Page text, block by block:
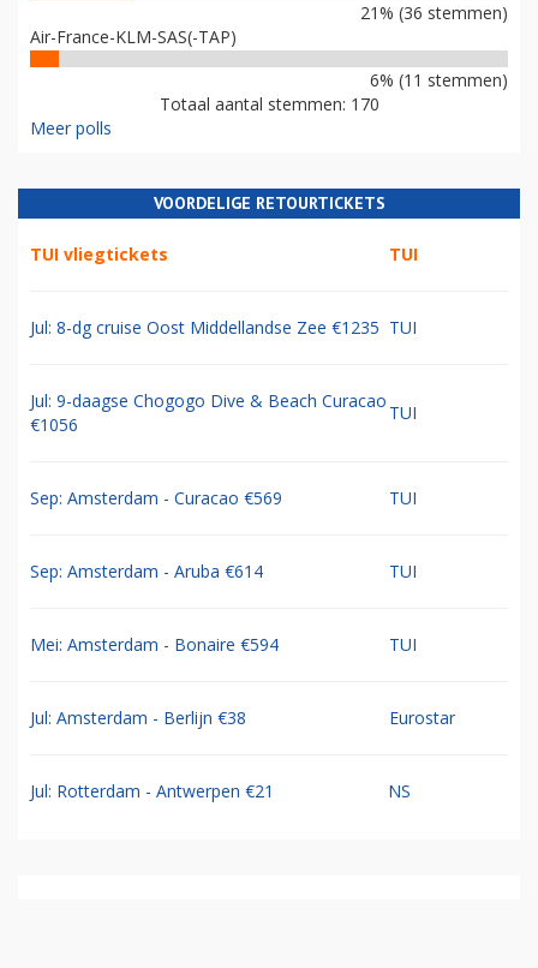
21% (36 stemmen)
Air-France-KLM-SAS(-TAP)
6% (11 stemmen)
Totaal aantal stemmen: 170
Meer polls
VOORDELIGE RETOURTICKETS
TUI vliegtickets TUI
Jul: 8-dg cruise Oost Middellandse Zee €1235 TUI
Jul: 9-daagse Chogogo Dive & Beach Curacao
€1056
TUI
Sep: Amsterdam - Curacao €569 TUI
Sep: Amsterdam - Aruba €614 TUI
Mei: Amsterdam - Bonaire €594 TUI
Jul: Amsterdam - Berlijn €38 Eurostar
Jul: Rotterdam - Antwerpen €21 NS